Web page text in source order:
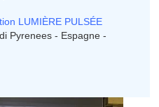
LUMIÈRE PULSÉE
Pyrenees - Espagne -